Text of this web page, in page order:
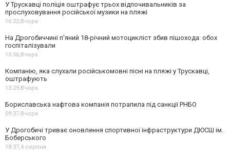
У Трускавці поліція оштрафує трьох відпочивальників за
прослуховування російської музики на пляжі
16:22,Вчора
На Дрогобиччині п'яний 18-річний мотоцикліст збив пішохода: обох
госпіталізували
15:56,Вчора
Компанію, яка слухали російськомовні пісні на пляжі у Трускавці,
оштрафують
13:29,Вчора
Бориславська нафтова компанія потрапила під санкції РНБО
09:37,Вчора
У Дрогобичі триває оновлення спортивної інфраструктури ДЮСШ ім.
Боберського
18:37,4 серпня